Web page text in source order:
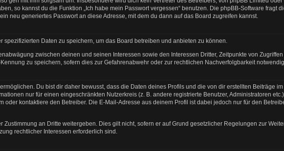
so kannst du die Funktion „Ich habe mein Passwort vergessen“ benutzen. Die phpBB-Software fragt
neu generiertes Passwort an diese Adresse, mit dem du dann auf das Board zugreifen kannst.
Daten zu speichern, um das Board betreiben und anbieten zu können.
zwischen deinen und seinen Interessen sowie den Interessen Dritter, Zeitpunkte von
zu speichern, sofern dies zur Gefahrenabwehr oder zur rechtlichen Nachverfolgbarkeit notwendig
Du bist dir daher bewusst, dass die Daten deines Profils und die von dir erstellten Beiträge
nur für einen eingeschränkten Nutzerkreis (z. B. andere registrierte Benutzer, Administratoren
oder kontaktiere den Betreiber. Die E-Mail-Adresse aus deinem Profil ist dabei jedoch nur für den
an Dritte weitergeben. Dies gilt nicht, sofern er auf Grund gesetzlicher Regelungen zur
rechtlicher Interessen erforderlich sind.